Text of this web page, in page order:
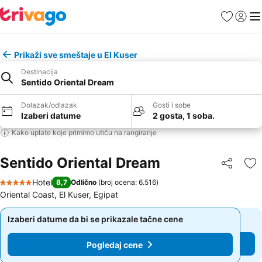
FavoritiPrijavi
Prikaži sve smeštaje u El Kuser
Destinacija
Sentido Oriental Dream
Dolazak/odlazak
Izaberi datume
Gosti i sobe
2 gosta, 1 soba.
Kako uplate koje primimo utiču na rangiranje
Sentido Oriental Dream Deli
5 Zvezdice
Hotel 8,7 Odlično (broj ocena: 6.516)
Oriental Coast, El Kuser, Egipat
Izaberi datume da bi se prikazale tačne cene
Pogledaj cene
Izaberi datume da bi se prikazale tačne cene
Pogledaj cene